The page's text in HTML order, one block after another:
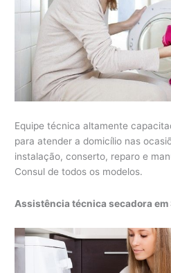
Equipe técnica altamente
para atender a domicílio nas
instalação, conserto, reparo e
Consul de todos os modelos.
Assistência técnica secadora em